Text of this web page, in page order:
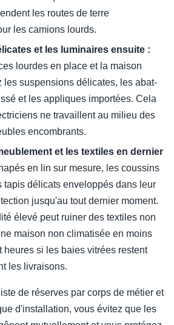
les routes de terre
les camions lourds.
et les luminaires ensuite :
lourdes en place et la maison
les suspensions délicates, les abat-
et les appliques importées. Cela
ne travaillent au milieu des
encombrants.
et les textiles en dernier
en lin sur mesure, les coussins
tapis délicats enveloppés dans leur
jusqu'au tout dernier moment.
élevé peut ruiner des textiles non
maison non climatisée en moins
heures si les baies vitrées restent
les livraisons.
de réserves par corps de métier et
d'installation, vous évitez que les